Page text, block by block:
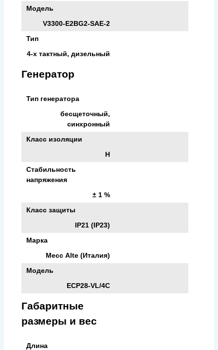
Модель
V3300-E2BG2-SAE-2
Тип
4-х тактный, дизельный
Генератор
Тип генератора
бесщеточный,
синхронный
Класс изоляции
H
Стабильность
напряжения
± 1 %
Класс защиты
IP21 (IP23)
Марка
Mecc Аlte (Италия)
Модель
ECP28-VL/4С
Габаритные
размеры и вес
Длина